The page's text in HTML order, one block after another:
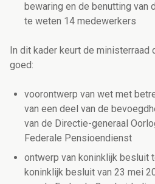
bewaring en de benutting van
te weten 14 medewerkers
In dit kader keurt de ministerraad
goed:
voorontwerp van wet met
van een deel van de
van de Directie-generaal
Federale Pensioendienst
ontwerp van koninklijk besluit
koninklijk besluit van 23 mei